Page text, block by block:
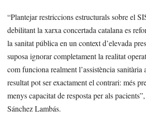
“Plantejar restriccions estructurals sobre el
debilitant la xarxa concertada catalana es
la sanitat pública en un context d’elevada
suposa ignorar completament la realitat
com funciona realment l’assistència sanitària
resultat pot ser exactament el contrari: més
menys capacitat de resposta per als
Sánchez Lambás.